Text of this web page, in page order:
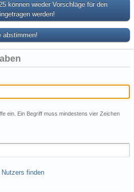
können wieder Vorschläge für den
werden!
abstimmen!
ein. Ein Begriff muss mindestens vier Zeichen
finden